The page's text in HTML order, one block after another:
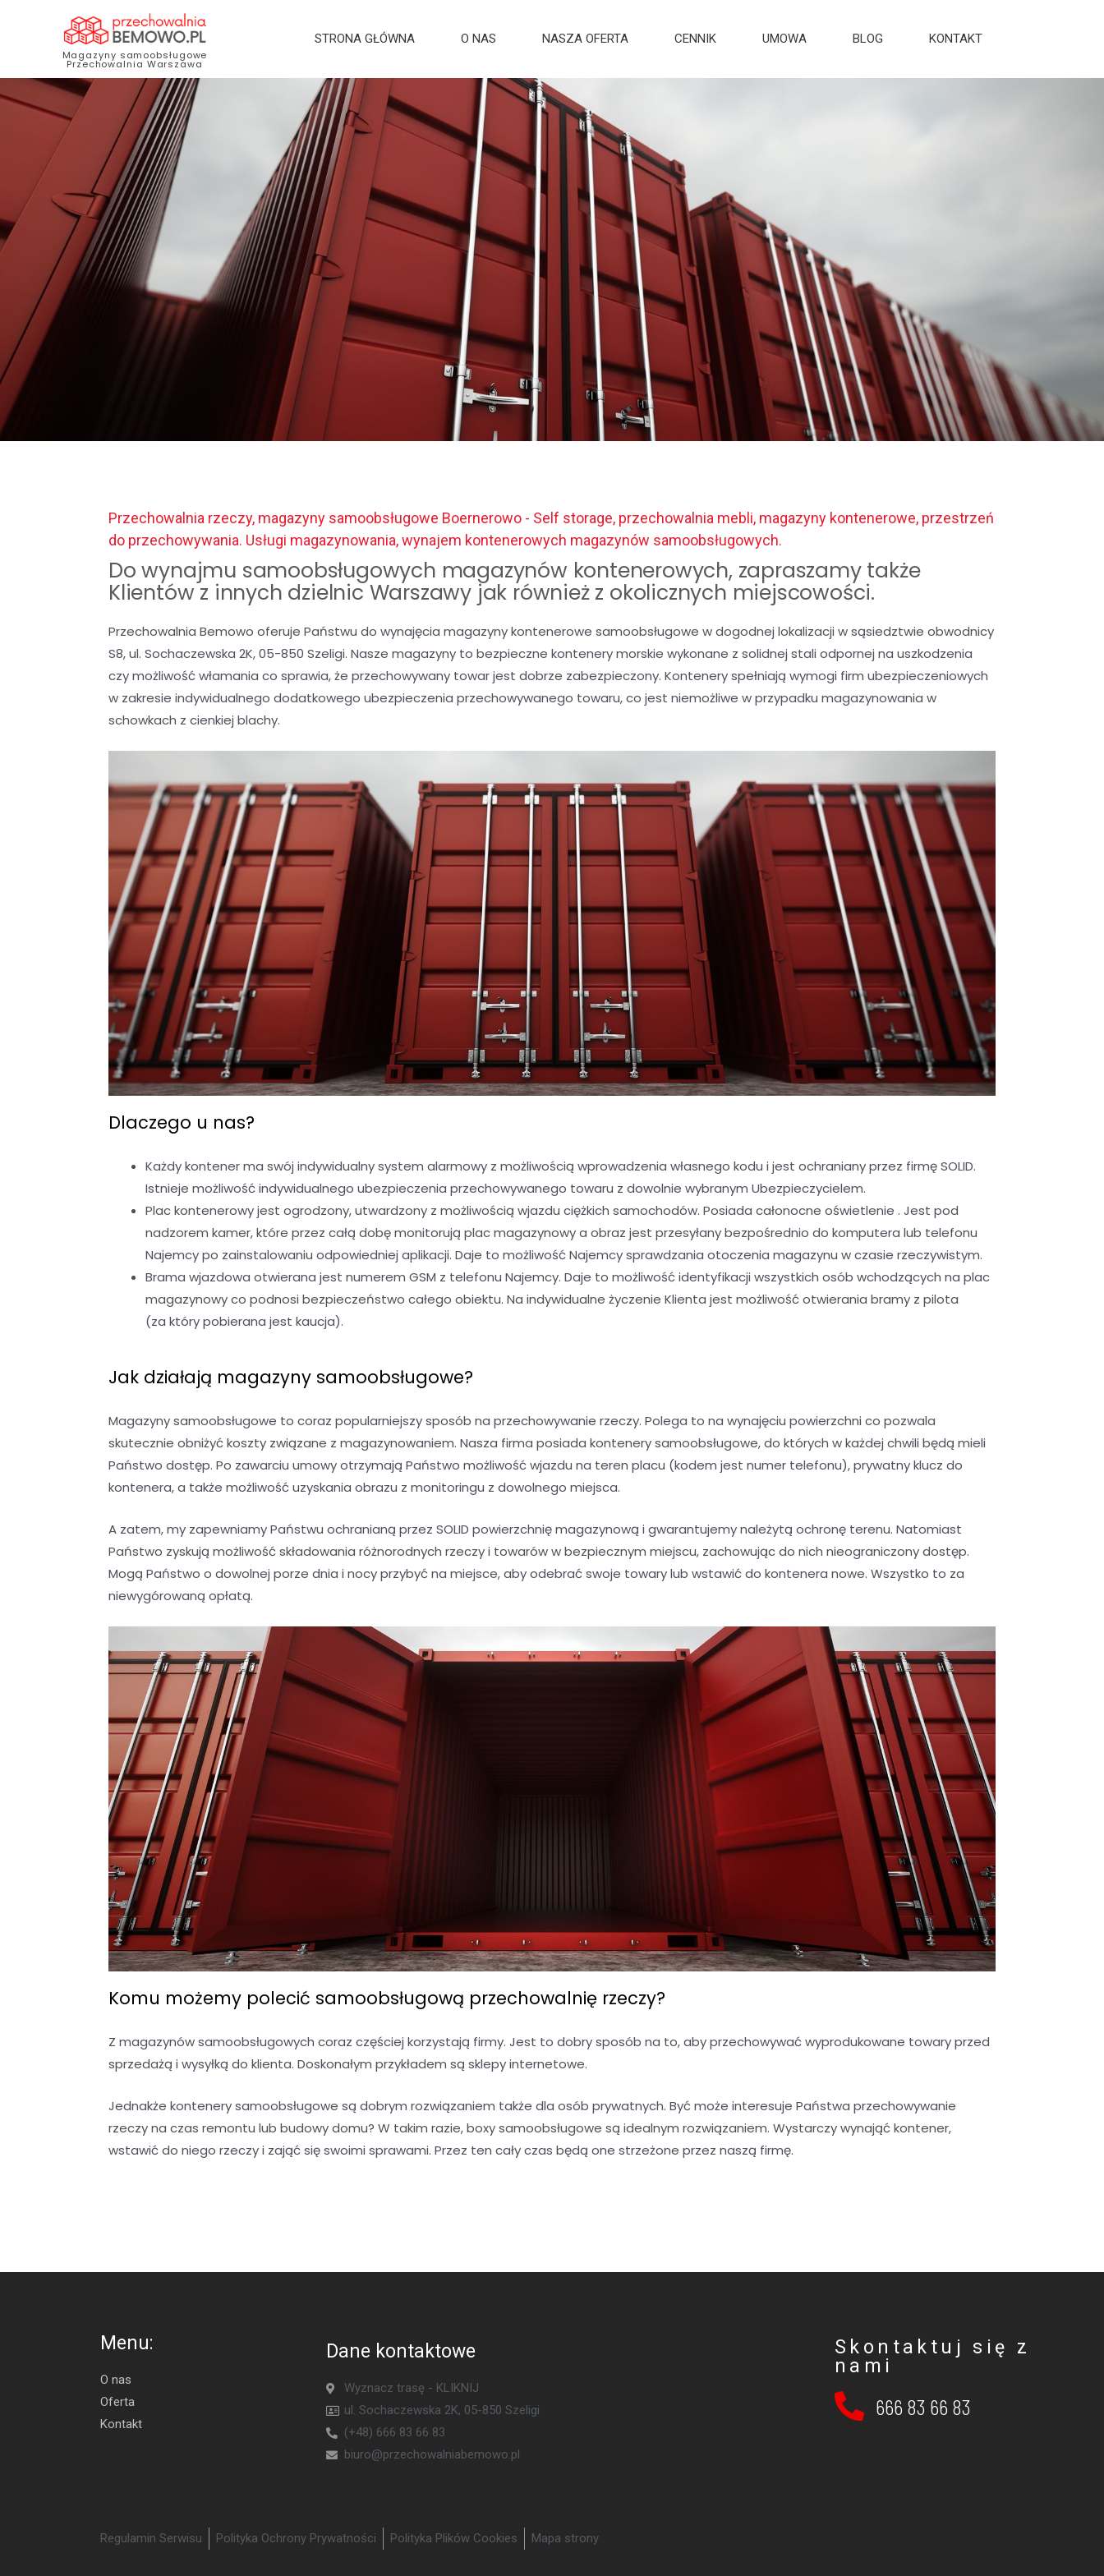
Magazyny samoobsługowe
Przechowalnia Warszawa
STRONA GŁÓWNA O NAS NASZA OFERTA CENNIK UMOWA BLOG KONTAKT
Przechowalnia rzeczy, magazyny samoobsługowe Boernerowo - Self storage, przechowalnia mebli, magazyny kontenerowe, przestrzeń
do przechowywania. Usługi magazynowania, wynajem kontenerowych magazynów samoobsługowych.
Do wynajmu samoobsługowych magazynów kontenerowych, zapraszamy także
Klientów z innych dzielnic Warszawy jak również z okolicznych miejscowości.
Przechowalnia Bemowo oferuje Państwu do wynajęcia magazyny kontenerowe samoobsługowe w dogodnej lokalizacji w sąsiedztwie obwodnicy
S8, ul. Sochaczewska 2K, 05-850 Szeligi. Nasze magazyny to bezpieczne kontenery morskie wykonane z solidnej stali odpornej na uszkodzenia
czy możliwość włamania co sprawia, że przechowywany towar jest dobrze zabezpieczony. Kontenery spełniają wymogi firm ubezpieczeniowych
w zakresie indywidualnego dodatkowego ubezpieczenia przechowywanego towaru, co jest niemożliwe w przypadku magazynowania w
schowkach z cienkiej blachy.
Dlaczego u nas?
Każdy kontener ma swój indywidualny system alarmowy z możliwością wprowadzenia własnego kodu i jest ochraniany przez firmę SOLID.
Istnieje możliwość indywidualnego ubezpieczenia przechowywanego towaru z dowolnie wybranym Ubezpieczycielem.
Plac kontenerowy jest ogrodzony, utwardzony z możliwością wjazdu ciężkich samochodów. Posiada całonocne oświetlenie . Jest pod
nadzorem kamer, które przez całą dobę monitorują plac magazynowy a obraz jest przesyłany bezpośrednio do komputera lub telefonu
Najemcy po zainstalowaniu odpowiedniej aplikacji. Daje to możliwość Najemcy sprawdzania otoczenia magazynu w czasie rzeczywistym.
Brama wjazdowa otwierana jest numerem GSM z telefonu Najemcy. Daje to możliwość identyfikacji wszystkich osób wchodzących na plac
magazynowy co podnosi bezpieczeństwo całego obiektu. Na indywidualne życzenie Klienta jest możliwość otwierania bramy z pilota
(za który pobierana jest kaucja).
Jak działają magazyny samoobsługowe?
Magazyny samoobsługowe to coraz popularniejszy sposób na przechowywanie rzeczy. Polega to na wynajęciu powierzchni co pozwala
skutecznie obniżyć koszty związane z magazynowaniem. Nasza firma posiada kontenery samoobsługowe, do których w każdej chwili będą mieli
Państwo dostęp. Po zawarciu umowy otrzymają Państwo możliwość wjazdu na teren placu (kodem jest numer telefonu), prywatny klucz do
kontenera, a także możliwość uzyskania obrazu z monitoringu z dowolnego miejsca.
A zatem, my zapewniamy Państwu ochranianą przez SOLID powierzchnię magazynową i gwarantujemy należytą ochronę terenu. Natomiast
Państwo zyskują możliwość składowania różnorodnych rzeczy i towarów w bezpiecznym miejscu, zachowując do nich nieograniczony dostęp.
Mogą Państwo o dowolnej porze dnia i nocy przybyć na miejsce, aby odebrać swoje towary lub wstawić do kontenera nowe. Wszystko to za
niewygórowaną opłatą.
Komu możemy polecić samoobsługową przechowalnię rzeczy?
Z magazynów samoobsługowych coraz częściej korzystają firmy. Jest to dobry sposób na to, aby przechowywać wyprodukowane towary przed
sprzedażą i wysyłką do klienta. Doskonałym przykładem są sklepy internetowe.
Jednakże kontenery samoobsługowe są dobrym rozwiązaniem także dla osób prywatnych. Być może interesuje Państwa przechowywanie
rzeczy na czas remontu lub budowy domu? W takim razie, boxy samoobsługowe są idealnym rozwiązaniem. Wystarczy wynająć kontener,
wstawić do niego rzeczy i zająć się swoimi sprawami. Przez ten cały czas będą one strzeżone przez naszą firmę.
Menu:
O nas
Oferta
Kontakt
Dane kontaktowe
Wyznacz trasę - KLIKNIJ
ul. Sochaczewska 2K, 05-850 Szeligi
(+48) 666 83 66 83
biuro@przechowalniabemowo.pl
Regulamin Serwisu Polityka Ochrony Prywatności Polityka Plików Cookies Mapa strony
Skontaktuj się z
nami
666 83 66 83